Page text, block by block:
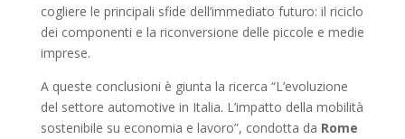
cogliere le principali sfide dell’immediato futuro: il riciclo
dei componenti e la riconversione delle piccole e medie
imprese.
A queste conclusioni è giunta la ricerca “L’evoluzione
del settore automotive in Italia. L’impatto della mobilità
sostenibile su economia e lavoro”, condotta da Rome